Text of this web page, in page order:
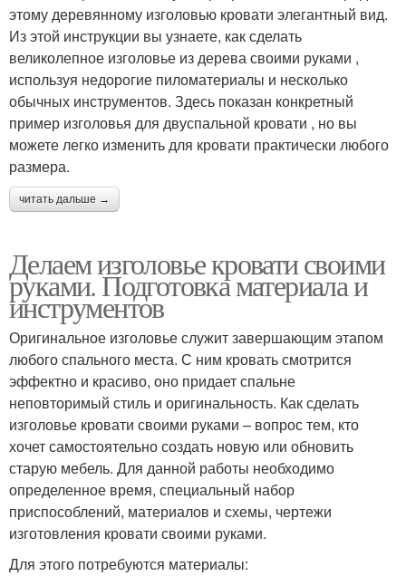
этому деревянному изголовью кровати элегантный вид.
Из этой инструкции вы узнаете, как сделать
великолепное изголовье из дерева своими руками ,
используя недорогие пиломатериалы и несколько
обычных инструментов. Здесь показан конкретный
пример изголовья для двуспальной кровати , но вы
можете легко изменить для кровати практически любого
размера.
читать дальше →
Делаем изголовье кровати своими
руками. Подготовка материала и
инструментов
Оригинальное изголовье служит завершающим этапом
любого спального места. С ним кровать смотрится
эффектно и красиво, оно придает спальне
неповторимый стиль и оригинальность. Как сделать
изголовье кровати своими руками – вопрос тем, кто
хочет самостоятельно создать новую или обновить
старую мебель. Для данной работы необходимо
определенное время, специальный набор
приспособлений, материалов и схемы, чертежи
изготовления кровати своими руками.
Для этого потребуются материалы: